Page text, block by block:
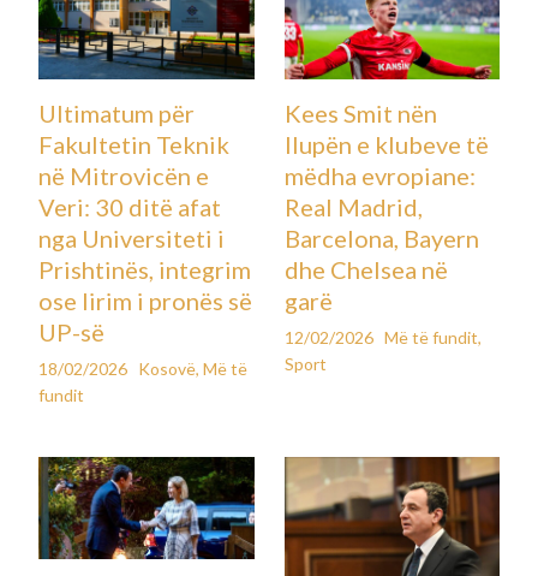
Ultimatum për
Fakultetin Teknik
në Mitrovicën e
Veri: 30 ditë afat
nga Universiteti i
Prishtinës, integrim
ose lirim i pronës së
UP-së
18/02/2026 Kosovë,Më të
fundit
Kees Smit nën
llupën e klubeve të
mëdha evropiane:
Real Madrid,
Barcelona, Bayern
dhe Chelsea në
garë
12/02/2026 Më të fundit,
Sport